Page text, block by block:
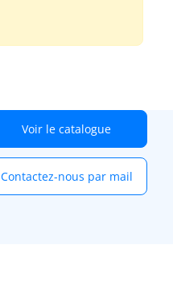
Voir le catalogue
Contactez-nous par mail